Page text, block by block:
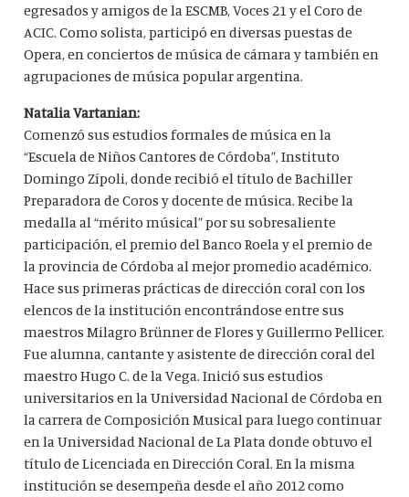
egresados y amigos de la ESCMB, Voces 21 y el Coro de
ACIC. Como solista, participó en diversas puestas de
Opera, en conciertos de música de cámara y también en
agrupaciones de música popular argentina.
Natalia Vartanian:
Comenzó sus estudios formales de música en la
“Escuela de Niños Cantores de Córdoba”, Instituto
Domingo Zípoli, donde recibió el título de Bachiller
Preparadora de Coros y docente de música. Recibe la
medalla al “mérito músical” por su sobresaliente
participación, el premio del Banco Roela y el premio de
la provincia de Córdoba al mejor promedio académico.
Hace sus primeras prácticas de dirección coral con los
elencos de la institución encontrándose entre sus
maestros Milagro Brünner de Flores y Guillermo Pellicer.
Fue alumna, cantante y asistente de dirección coral del
maestro Hugo C. de la Vega. Inició sus estudios
universitarios en la Universidad Nacional de Córdoba en
la carrera de Composición Musical para luego continuar
en la Universidad Nacional de La Plata donde obtuvo el
título de Licenciada en Dirección Coral. En la misma
institución se desempeña desde el año 2012 como